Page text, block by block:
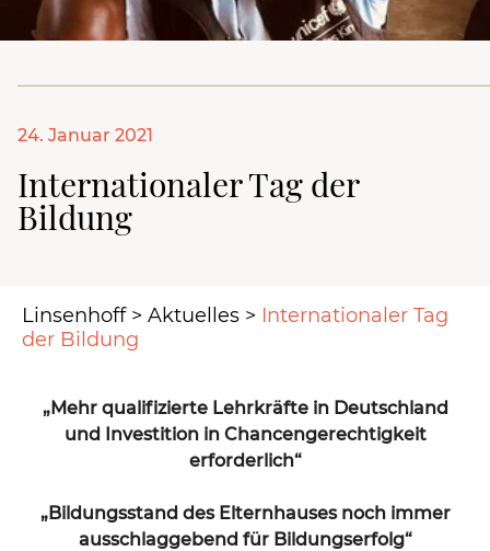
24. Januar 2021
Internationaler Tag der
Bildung
Linsenhoff> Aktuelles > Internationaler Tag
der Bildung
„Mehr qualifizierte Lehrkräfte in Deutschland
und Investition in Chancengerechtigkeit
erforderlich“
„Bildungsstand des Elternhauses noch immer
ausschlaggebend für Bildungserfolg“